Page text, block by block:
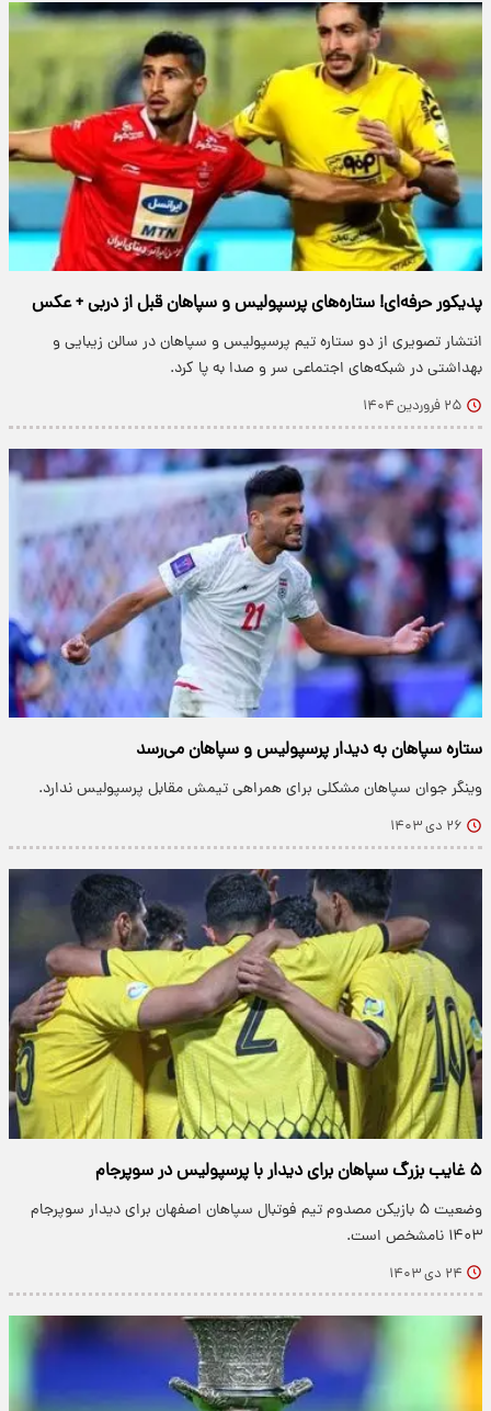
پدیکور حرفه‌ای! ستاره‌های پرسپولیس و سپاهان قبل از دربی + عکس
انتشار تصویری از دو ستاره تیم پرسپولیس و سپاهان در سالن زیبایی و
بهداشتی در شبکه‌های اجتماعی سر و صدا به پا کرد.
۲۵ فروردین ۱۴۰۴
ستاره سپاهان به دیدار پرسپولیس و سپاهان می‌رسد
وینگر جوان سپاهان مشکلی برای همراهی تیمش مقابل پرسپولیس ندارد.
۲۶ دی ۱۴۰۳
۵ غایب بزرگ سپاهان برای دیدار با پرسپولیس در سوپرجام
وضعیت ۵ بازیکن مصدوم تیم فوتبال سپاهان اصفهان برای دیدار سوپرجام
۱۴۰۳ نامشخص است.
۲۴ دی ۱۴۰۳